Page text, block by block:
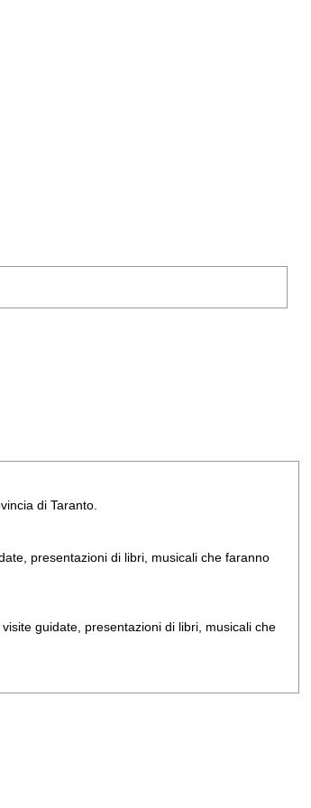
di Taranto.
presentazioni di libri, musicali che faranno
guidate, presentazioni di libri, musicali che